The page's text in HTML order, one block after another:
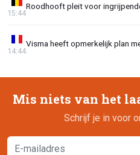
Roodhooft pleit voor
15:44
Visma heeft opmerkelijk plan
14:44
Mis niets van het
Schrijf je in voor